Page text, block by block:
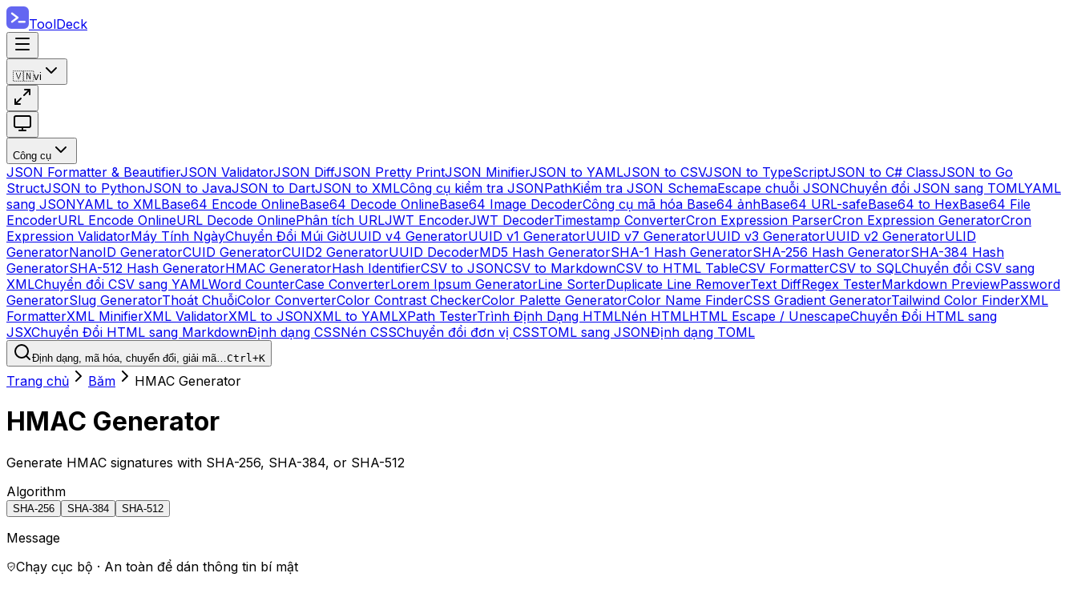
ToolDeck
🇻🇳vi
Công cụ
JSON Formatter & BeautifierJSON ValidatorJSON DiffJSON Pretty PrintJSON MinifierJSON to YAMLJSON to CSVJSON to TypeScriptJSON to C# ClassJSON to Go
StructJSON to PythonJSON to JavaJSON to DartJSON to XMLCông cụ kiểm tra JSONPathKiểm tra JSON SchemaEscape chuỗi JSONChuyển đổi JSON sang TOMLYAML
sang JSONYAML to XMLBase64 Encode OnlineBase64 Decode OnlineBase64 Image DecoderCông cụ mã hóa Base64 ảnhBase64 URL-safeBase64 to HexBase64 File
EncoderURL Encode OnlineURL Decode OnlinePhân tích URLJWT EncoderJWT DecoderTimestamp ConverterCron Expression ParserCron Expression GeneratorCron
Expression ValidatorMáy Tính NgàyChuyển Đổi Múi GiờUUID v4 GeneratorUUID v1 GeneratorUUID v7 GeneratorUUID v3 GeneratorUUID v2 GeneratorULID
GeneratorNanoID GeneratorCUID GeneratorCUID2 GeneratorUUID DecoderMD5 Hash GeneratorSHA-1 Hash GeneratorSHA-256 Hash GeneratorSHA-384 Hash
GeneratorSHA-512 Hash GeneratorHMAC GeneratorHash IdentifierCSV to JSONCSV to MarkdownCSV to HTML TableCSV FormatterCSV to SQLChuyển đổi CSV sang
XMLChuyển đổi CSV sang YAMLWord CounterCase ConverterLorem Ipsum GeneratorLine SorterDuplicate Line RemoverText DiffRegex TesterMarkdown PreviewPassword
GeneratorSlug GeneratorThoát ChuỗiColor ConverterColor Contrast CheckerColor Palette GeneratorColor Name FinderCSS Gradient GeneratorTailwind Color FinderXML
FormatterXML MinifierXML ValidatorXML to JSONXML to YAMLXPath TesterTrình Định Dạng HTMLNén HTMLHTML Escape / UnescapeChuyển Đổi HTML sang
JSXChuyển Đổi HTML sang MarkdownĐịnh dạng CSSNén CSSChuyển đổi đơn vị CSSTOML sang JSONĐịnh dạng TOML
Định dạng, mã hóa, chuyển đổi, giải mã…Ctrl+K
Trang chủ Băm HMAC Generator
HMAC Generator
Generate HMAC signatures with SHA-256, SHA-384, or SHA-512
Algorithm
SHA-256 SHA-384 SHA-512
Message
Chạy cục bộ · An toàn để dán thông tin bí mật